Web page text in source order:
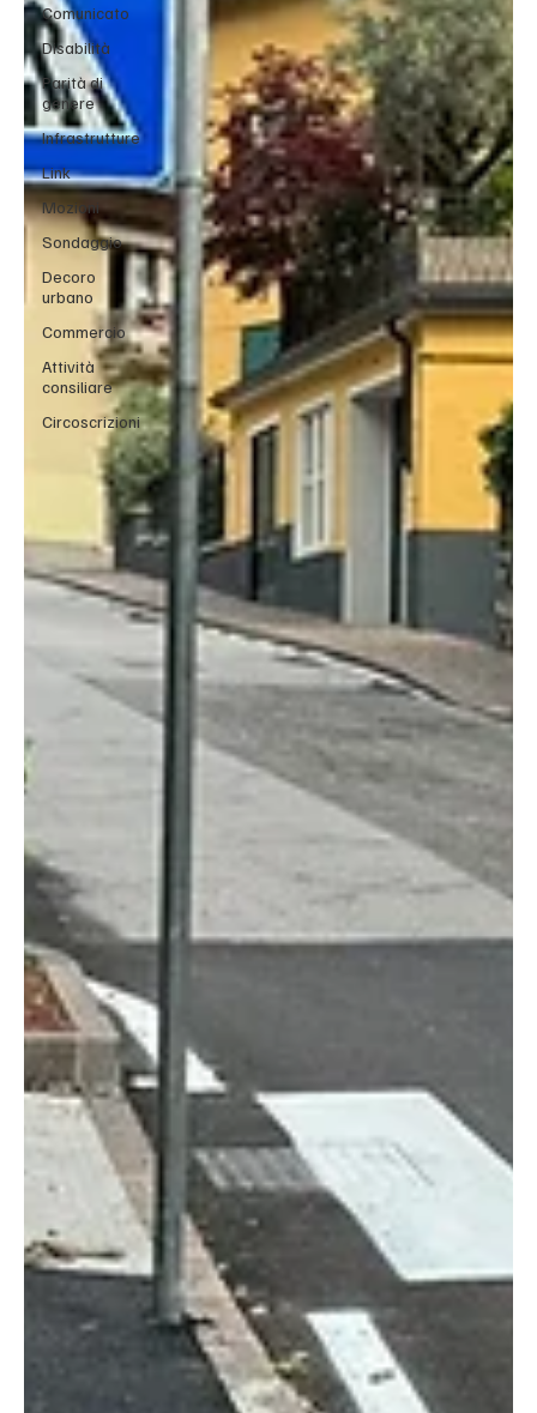
Comunicato
Disabilità
Parità di
genere
Infrastrutture
Link
Mozioni
Sondaggio
Decoro
urbano
Commercio
Attività
consiliare
Circoscrizioni